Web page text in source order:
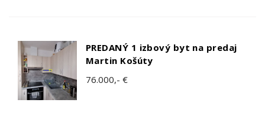
PREDANÝ 1 izbový byt na predaj
Martin Košúty
76.000,- €